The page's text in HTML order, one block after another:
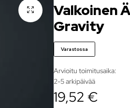
Valkoinen
Gravity
Varastossa
Arvioitu toimitusaika:
2-5 arkipäivää
19,52 €